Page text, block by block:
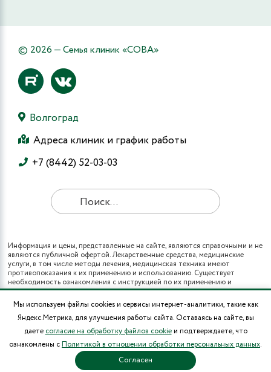
© 2026 — Семья клиник «СОВА»
Волгоград
Адреса клиник и график работы
+7 (8442) 52-03-03
Информация и цены, представленные на сайте, являются справочными и не
являются публичной офертой. Лекарственные средства, медицинские
услуги, в том числе методы лечения, медицинская техника имеют
противопоказания к их применению и использованию. Существует
необходимость ознакомления с инструкцией по их применению и
получения консультации специалистов.
Все виды медицинских услуг вы также можете получить в рамках
программы государственных гарантий бесплатного оказания гражданам
медицинской помощи и территориальных программ государственных
гарантий бесплатного оказания гражданам медицинской помощи (при
наличии полиса ОМС в муниципальных поликлиниках города).
* Цены на операции носят информационный характер и могут изменяться в
зависимости от сложности и использования расходных материалов.
Мы используем файлы cookies и сервисы интернет-аналитики, такие как
Яндекс.Метрика, для улучшения работы сайта. Оставаясь на сайте, вы
даете согласие на обработку файлов cookieи подтверждаете, что
ознакомлены сПолитикой в отношении обработки персональных данных.
Согласен